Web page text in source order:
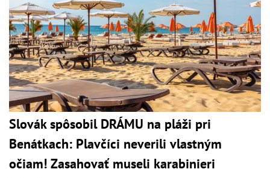
Slovák spôsobil DRÁMU na pláži pri
Benátkach: Plavčíci neverili vlastným
očiam! Zasahovať museli karabinieri